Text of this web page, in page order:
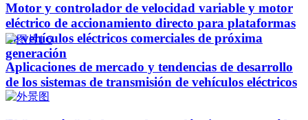
Motor y controlador de velocidad variable y motor
eléctrico de accionamiento directo para plataformas
de vehículos eléctricos comerciales de próxima
generación
Aplicaciones de mercado y tendencias de desarrollo
de los sistemas de transmisión de vehículos eléctricos